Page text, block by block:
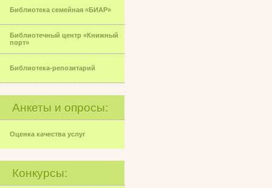
Библиотека семейная «БИАР»
Библиотечный центр «Книжный
порт»
Библиотека-репозитарий
Анкеты и опросы:
Оценка качества услуг
Конкурсы: